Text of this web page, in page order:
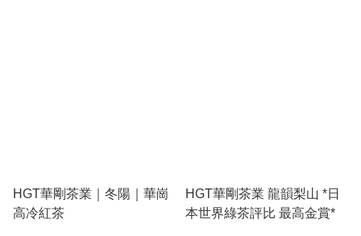
HGT華剛茶業｜冬陽｜華崗
高冷紅茶
HGT華剛茶業 龍韻梨山 *日
本世界綠茶評比 最高金賞*